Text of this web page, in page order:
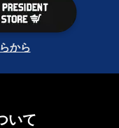
から
いて